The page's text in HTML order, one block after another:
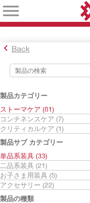
Back
製品カテゴリー
ストーマケア (81)
コンチネンスケア (7)
クリティカルケア (1)
製品サブ カテゴリー
単品系装具 (33)
二品系装具 (21)
お子さま用装具 (5)
アクセサリー (22)
製品の種類
検索ツール
検索結果
ストーマケア
単品系装具
消化管用開放型ストーマ袋
検索結果 18 件
並べ替え: